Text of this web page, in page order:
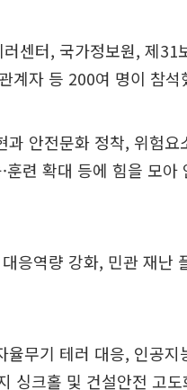
센터, 국가정보원, 제31
계자 등 200여 명이 참석
안전문화 정착, 위험요
련 확대 등에 힘을 모아
응역량 강화, 민관 재난
무기 테러 대응, 인공지
싱크홀 및 건설안전 고